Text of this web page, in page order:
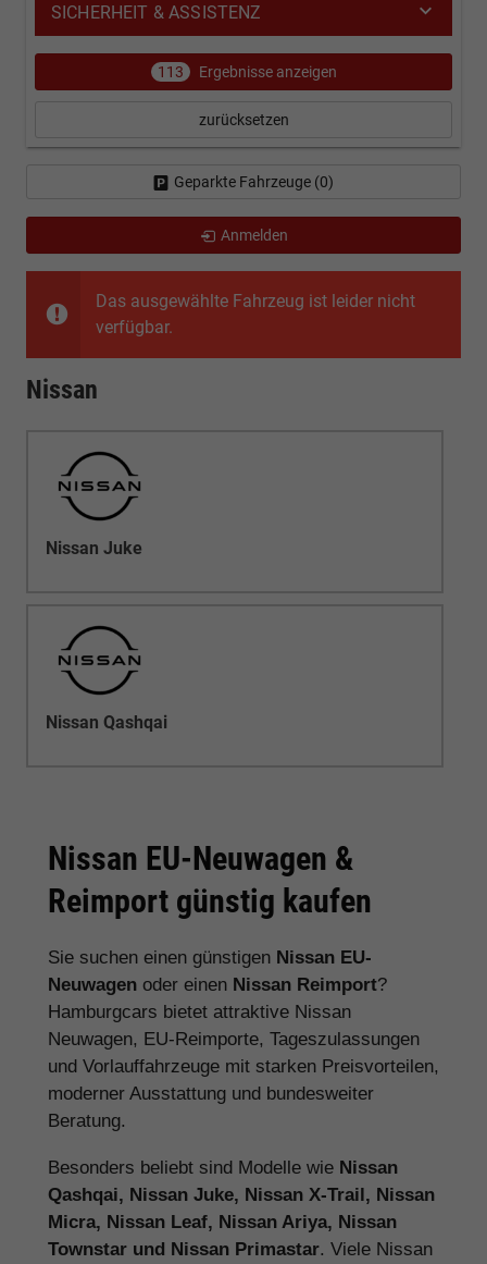
Das ausgewählte Fahrzeug ist leider nicht
verfügbar.
Nissan
Nissan Juke
Nissan Qashqai
Nissan EU-Neuwagen &
Reimport günstig kaufen
Sie suchen einen günstigen Nissan EU-
Neuwagen oder einen Nissan Reimport?
Hamburgcars bietet attraktive Nissan
Neuwagen, EU-Reimporte, Tageszulassungen
und Vorlauffahrzeuge mit starken Preisvorteilen,
moderner Ausstattung und bundesweiter
Beratung.
Besonders beliebt sind Modelle wie Nissan
Qashqai, Nissan Juke, Nissan X-Trail, Nissan
Micra, Nissan Leaf, Nissan Ariya, Nissan
Townstar und Nissan Primastar. Viele Nissan
SICHERHEIT & ASSISTENZ
113 Ergebnisse anzeigen
zurücksetzen
Geparkte Fahrzeuge (0)
Anmelden